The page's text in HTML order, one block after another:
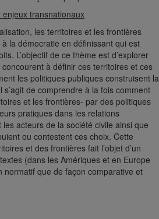
transnationaux
les territoires et les frontières
la démocratie en définissant qui est
L’objectif de ce thème est d’explorer
à définir ces territoires et ces
les politiques publiques construisent la
de comprendre à la fois comment
et les frontières- par des politiques
pratiques dans les relations
acteurs de la société civile ainsi que
ou contestent ces choix. Cette
et des frontières fait l’objet d’un
(dans les Amériques et en Europe
normatif que de façon comparative et